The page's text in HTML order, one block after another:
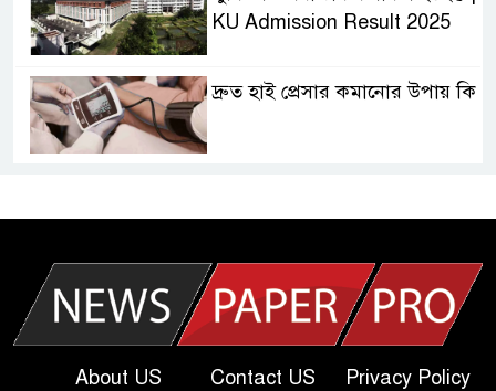
KU Admission Result 2025
দ্রুত হাই প্রেসার কমানোর উপায় কি
| Today Dakhil Exam
খুবি সি ইউনিট ভর্তি পরীক্ষার প্রশ্ন
২০২৫ | KU C Unit Admission
Question
About US Contact US
Privacy Policy